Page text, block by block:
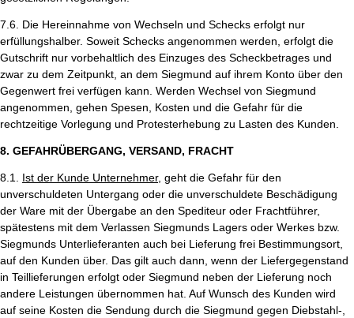
7.6. Die Hereinnahme von Wechseln und Schecks erfolgt nur
erfüllungshalber. Soweit Schecks angenommen werden, erfolgt die
Gutschrift nur vorbehaltlich des Einzuges des Scheckbetrages und
zwar zu dem Zeitpunkt, an dem Siegmund auf ihrem Konto über den
Gegenwert frei verfügen kann. Werden Wechsel von Siegmund
angenommen, gehen Spesen, Kosten und die Gefahr für die
rechtzeitige Vorlegung und Protesterhebung zu Lasten des Kunden.
8. GEFAHRÜBERGANG, VERSAND, FRACHT
8.1. Ist der Kunde Unternehmer, geht die Gefahr für den
unverschuldeten Untergang oder die unverschuldete Beschädigung
der Ware mit der Übergabe an den Spediteur oder Frachtführer,
spätestens mit dem Verlassen Siegmunds Lagers oder Werkes bzw.
Siegmunds Unterlieferanten auch bei Lieferung frei Bestimmungsort,
auf den Kunden über. Das gilt auch dann, wenn der Liefergegenstand
in Teillieferungen erfolgt oder Siegmund neben der Lieferung noch
andere Leistungen übernommen hat. Auf Wunsch des Kunden wird
auf seine Kosten die Sendung durch die Siegmund gegen Diebstahl-,